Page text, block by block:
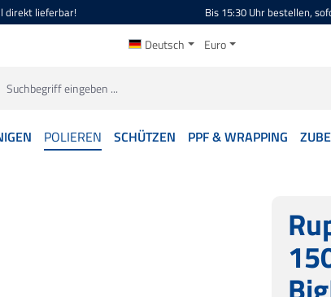
direkt lieferbar! Bis 15:30 Uhr bestellen,
Deutsch Euro
POLIEREN SCHÜTZEN PPF & WRAPPING